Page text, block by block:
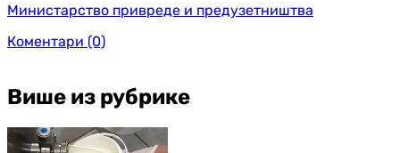
Министарство привреде и предузетништва
Коментари (0)
Више из рубрике